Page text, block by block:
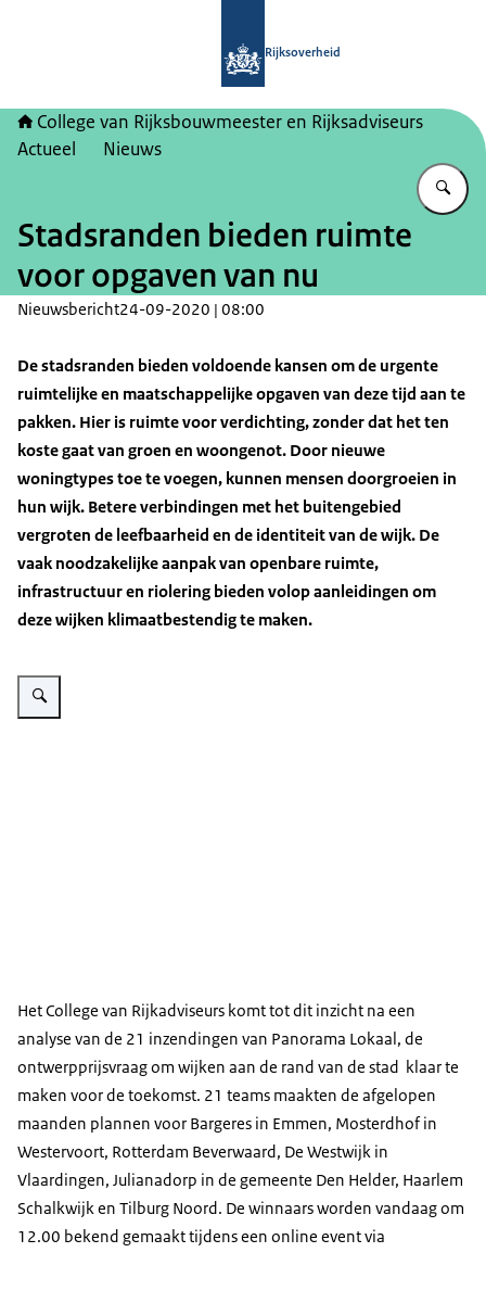
Rijksoverheid
College van Rijksbouwmeester en Rijksadviseurs
Actueel
Nieuws
Stadsranden bieden ruimte
voor opgaven van nu
Nieuwsbericht24-09-2020 | 08:00
De stadsranden bieden voldoende kansen om de urgente
ruimtelijke en maatschappelijke opgaven van deze tijd aan te
pakken. Hier is ruimte voor verdichting, zonder dat het ten
koste gaat van groen en woongenot. Door nieuwe
woningtypes toe te voegen, kunnen mensen doorgroeien in
hun wijk. Betere verbindingen met het buitengebied
vergroten de leefbaarheid en de identiteit van de wijk. De
vaak noodzakelijke aanpak van openbare ruimte,
infrastructuur en riolering bieden volop aanleidingen om
deze wijken klimaatbestendig te maken.
Vergroot afbeelding Panorama Lokaal
Het College van Rijkadviseurs komt tot dit inzicht na een
analyse van de 21 inzendingen van Panorama Lokaal, de
ontwerpprijsvraag om wijken aan de rand van de stad klaar te
maken voor de toekomst. 21 teams maakten de afgelopen
maanden plannen voor Bargeres in Emmen, Mosterdhof in
Westervoort, Rotterdam Beverwaard, De Westwijk in
Vlaardingen, Julianadorp in de gemeente Den Helder, Haarlem
Schalkwijk en Tilburg Noord. De winnaars worden vandaag om
12.00 bekend gemaakt tijdens een online event via